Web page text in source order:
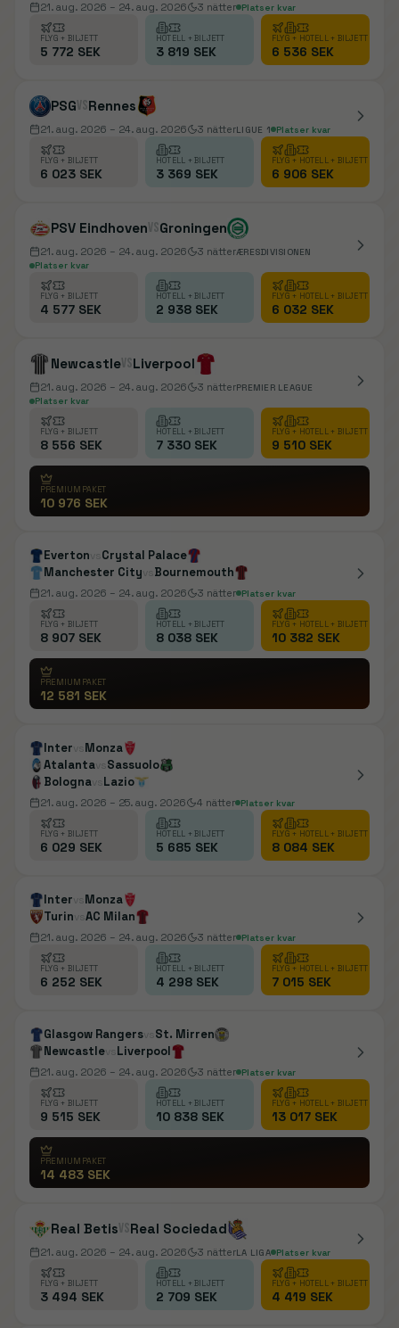
21. aug. 2026 – 24. aug. 2026 3 nätter Platser kvar
FLYG + BILJETT
5 772 SEK
HOTELL + BILJETT
3 819 SEK
FLYG + HOTELL + BILJETT
6 536 SEK
PSGvsRennes
21. aug. 2026 – 24. aug. 2026 3 nätterLIGUE 1 Platser kvar
FLYG + BILJETT
6 023 SEK
HOTELL + BILJETT
3 369 SEK
FLYG + HOTELL + BILJETT
6 906 SEK
PSV EindhovenvsGroningen
21. aug. 2026 – 24. aug. 2026 3 nätterÆRESDIVISIONEN
Platser kvar
FLYG + BILJETT
4 577 SEK
HOTELL + BILJETT
2 938 SEK
FLYG + HOTELL + BILJETT
6 032 SEK
NewcastlevsLiverpool
21. aug. 2026 – 24. aug. 2026 3 nätterPREMIER LEAGUE
Platser kvar
FLYG + BILJETT
8 556 SEK
HOTELL + BILJETT
7 330 SEK
FLYG + HOTELL + BILJETT
9 510 SEK
PREMIUMPAKET
10 976 SEK
Everton vs Crystal Palace
Manchester City vs Bournemouth
21. aug. 2026 – 24. aug. 2026 3 nätter Platser kvar
FLYG + BILJETT
8 907 SEK
HOTELL + BILJETT
8 038 SEK
FLYG + HOTELL + BILJETT
10 382 SEK
PREMIUMPAKET
12 581 SEK
Inter vs Monza
Atalantavs Sassuolo
Bolognavs Lazio
21. aug. 2026 – 25. aug. 2026 4 nätter Platser kvar
FLYG + BILJETT
6 029 SEK
HOTELL + BILJETT
5 685 SEK
FLYG + HOTELL + BILJETT
8 084 SEK
Inter vs Monza
Turin vs AC Milan
21. aug. 2026 – 24. aug. 2026 3 nätter Platser kvar
FLYG + BILJETT
6 252 SEK
HOTELL + BILJETT
4 298 SEK
FLYG + HOTELL + BILJETT
7 015 SEK
Glasgow Rangersvs St. Mirren
Newcastlevs Liverpool
21. aug. 2026 – 24. aug. 2026 3 nätter Platser kvar
FLYG + BILJETT
9 515 SEK
HOTELL + BILJETT
10 838 SEK
FLYG + HOTELL + BILJETT
13 017 SEK
PREMIUMPAKET
14 483 SEK
Real BetisvsReal Sociedad
21. aug. 2026 – 24. aug. 2026 3 nätterLA LIGA Platser kvar
FLYG + BILJETT
3 494 SEK
HOTELL + BILJETT
2 709 SEK
FLYG + HOTELL + BILJETT
4 419 SEK